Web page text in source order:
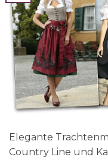
Elegante
Country Line und